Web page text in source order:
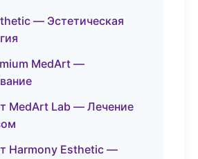
— Эстетическая
MedArt —
MedArt Lab — Лечение
Harmony Esthetic —